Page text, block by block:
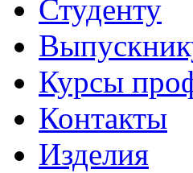
Студенту
Курсы
Контакты
Изделия